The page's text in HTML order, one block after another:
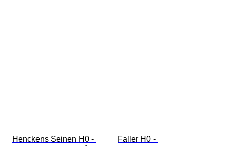
Henckens Seinen H0 -
Faller H0 -